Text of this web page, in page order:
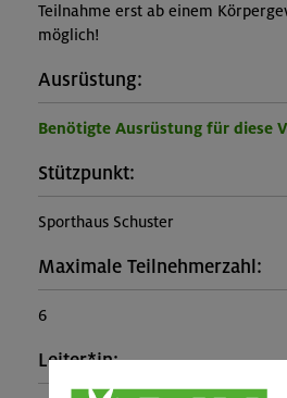
Teilnahme erst ab einem
möglich!
Ausrüstung:
Benötigte Ausrüstung für diese
Stützpunkt:
Sporthaus Schuster
Maximale Teilnehmerzahl:
6
Leiter*in: